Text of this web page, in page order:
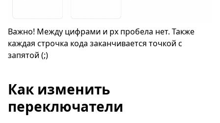
Важно! Между цифрами и px пробела нет. Также
каждая строчка кода заканчивается точкой с
запятой (;)
Как изменить
переключатели